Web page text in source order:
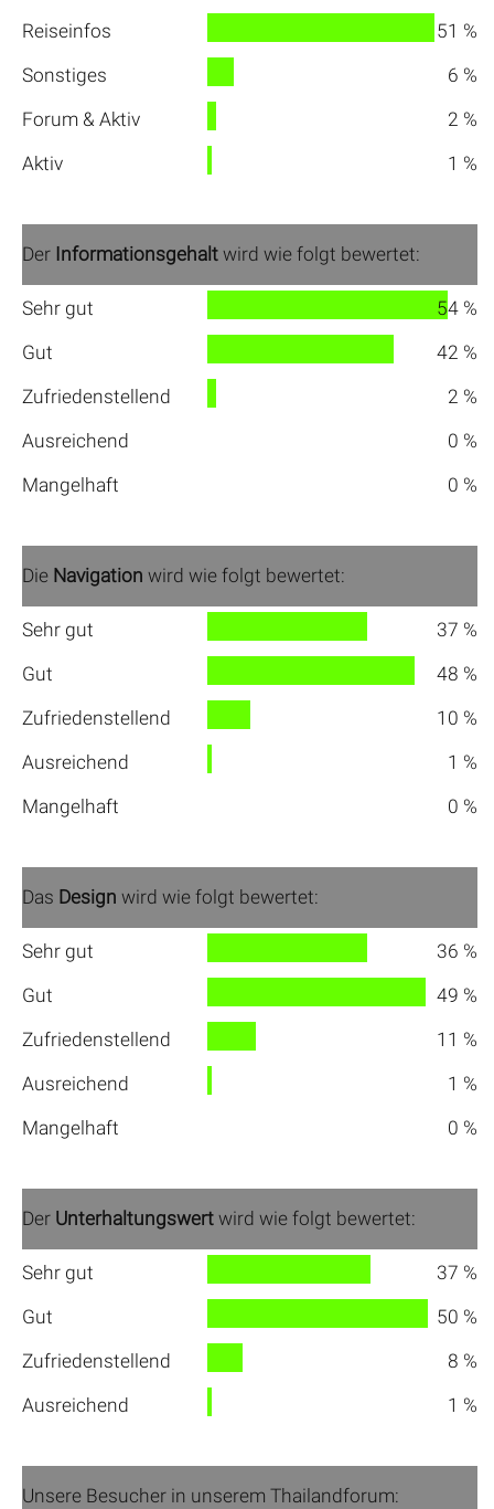
Reiseinfos
51 %
Sonstiges
6 %
Forum & Aktiv
2 %
Aktiv
1 %
Der Informationsgehaltwird wie folgt bewertet:
Sehr gut
54 %
Gut
42 %
Zufriedenstellend
2 %
Ausreichend
0 %
Mangelhaft
0 %
DieNavigation wird wie folgt bewertet:
Sehr gut
37 %
Gut
48 %
Zufriedenstellend
10 %
Ausreichend
1 %
Mangelhaft
0 %
Das Design wird wie folgt bewertet:
Sehr gut
36 %
Gut
49 %
Zufriedenstellend
11 %
Ausreichend
1 %
Mangelhaft
0 %
Der Unterhaltungswertwird wie folgt bewertet:
Sehr gut
37 %
Gut
50 %
Zufriedenstellend
8 %
Ausreichend
1 %
Unsere Besucher in unserem Thailandforum: